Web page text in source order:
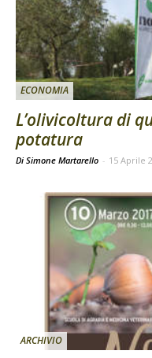
ECONOMIA
L’olivicoltura di
potatura
Di Simone Martarello - 15 Aprile
ARCHIVIO